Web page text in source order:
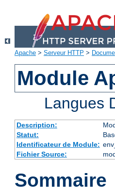
Apache > Serveur HTTP >
Module
Langues
Description:
Statut:
Identificateur de Module:
Fichier Source:
Sommaire